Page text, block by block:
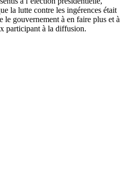
la lutte contre les ingérences était
le gouvernement à en faire plus et à
participant à la diffusion.